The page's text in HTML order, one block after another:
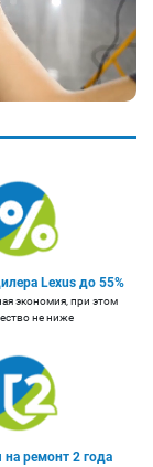
Lexus до 55%
экономия, при этом
не ниже
на ремонт 2 года